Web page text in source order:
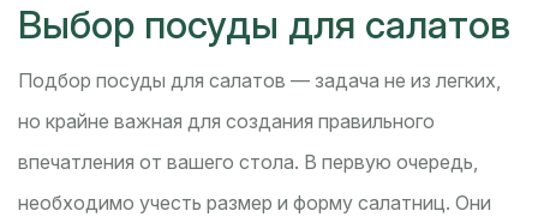
Выбор посуды для салатов
Подбор посуды для салатов — задача не из легких,
но крайне важная для создания правильного
впечатления от вашего стола. В первую очередь,
необходимо учесть размер и форму салатниц. Они